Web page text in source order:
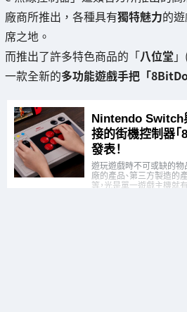
廠商所推出，各種具有獨特魅力的
席之地。
而推出了許多特色商品的「八位堂
一款全新的多功能遊戲手把「